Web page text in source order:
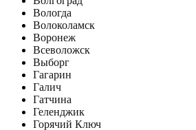
Вологда
Волоколамск
Воронеж
Всеволожск
Выборг
Гагарин
Галич
Гатчина
Геленджик
Горячий Ключ